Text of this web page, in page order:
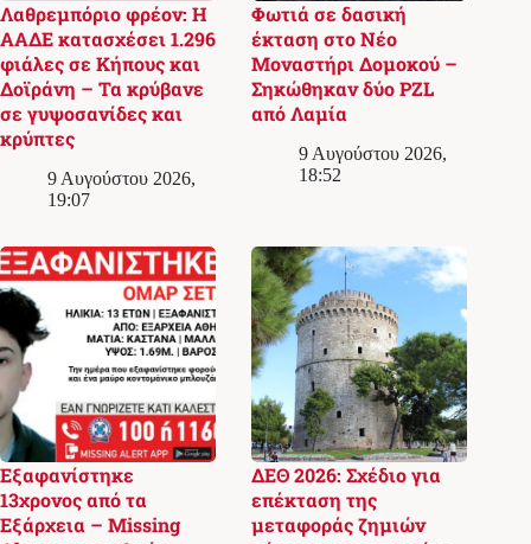
Λαθρεμπόριο φρέον: Η
ΑΑΔΕ κατασχέσει 1.296
φιάλες σε Κήπους και
Δοϊράνη – Τα κρύβανε
σε γυψοσανίδες και
κρύπτες
9 Αυγούστου 2026,
19:07
Φωτιά σε δασική
έκταση στο Νέο
Μοναστήρι Δομοκού –
Σηκώθηκαν δύο PZL
από Λαμία
9 Αυγούστου 2026,
18:52
Εξαφανίστηκε
13χρονος από τα
Εξάρχεια – Missing
ΔΕΘ 2026: Σχέδιο για
επέκταση της
μεταφοράς ζημιών